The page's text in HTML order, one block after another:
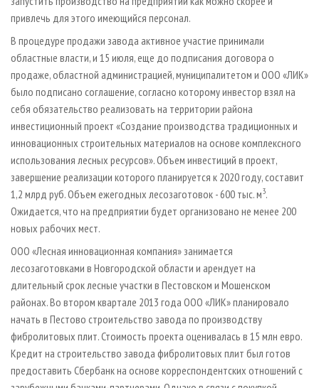
привлечь для этого имеющийся персонал.
В процедуре продажи завода активное участие принимали
областные власти, и 15 июля, еще до подписания договора о
продаже, областной администрацией, муниципалитетом и ООО «ЛИК»
было подписано соглашение, согласно которому инвестор взял на
себя обязательство реализовать на территории района
инвестиционный проект «Создание производства традиционных и
инновационных строительных материалов на основе комплексного
использования лесных ресурсов». Объем инвестиций в проект,
завершение реализации которого планируется к 2020 году, составит
1,2 млрд руб. Объем ежегодных лесозаготовок - 600 тыс. м3.
Ожидается, что на предприятии будет организовано не менее 200
новых рабочих мест.
ООО «Лесная инновационная компания» занимается
лесозаготовками в Новгородской области и арендует на
длительный срок лесные участки в Пестовском и Мошенском
районах. Во втором квартале 2013 года ООО «ЛИК» планировало
начать в Пестово строительство завода по производству
фибролитовых плит. Стоимость проекта оценивалась в 15 млн евро.
Кредит на строительство завода фибролитовых плит был готов
предоставить Сбербанк на основе корреспондентских отношений с